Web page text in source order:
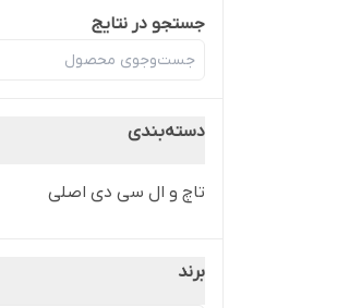
جستجو در نتایج
دسته‌بندی
تاچ و ال سی دی اصلی
برند